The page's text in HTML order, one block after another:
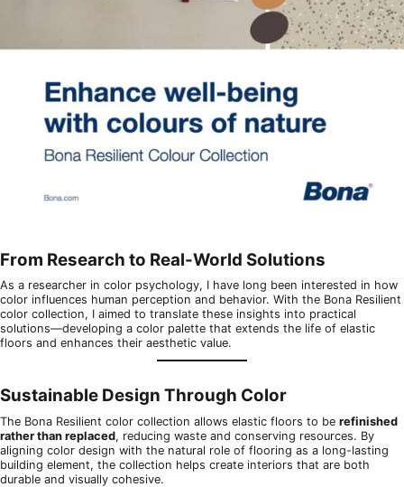
From Research to Real-World Solutions
As a researcher in color psychology, I have long been interested in how
color influences human perception and behavior. With the Bona Resilient
color collection, I aimed to translate these insights into practical
solutions—developing a color palette that extends the life of elastic
floors and enhances their aesthetic value.
Sustainable Design Through Color
The Bona Resilient color collection allows elastic floors to be refinished
rather than replaced, reducing waste and conserving resources. By
aligning color design with the natural role of flooring as a long-lasting
building element, the collection helps create interiors that are both
durable and visually cohesive.